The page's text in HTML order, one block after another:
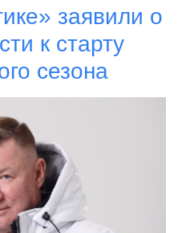
заявили о
к старту
сезона